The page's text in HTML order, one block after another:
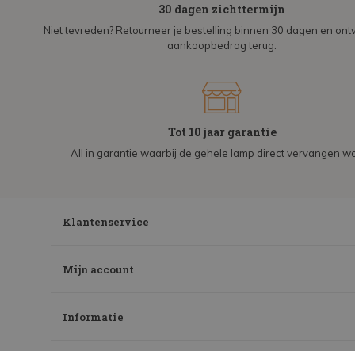
30 dagen zichttermijn
Niet tevreden? Retourneer je bestelling binnen 30 dagen en
aankoopbedrag terug.
Tot 10 jaar garantie
All in garantie waarbij de gehele lamp direct vervangen
Klantenservice
Mijn account
Informatie